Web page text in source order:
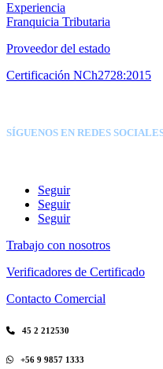
Experiencia
Franquicia Tributaria
Proveedor del estado
Certificación NCh2728:2015
SÍGUENOS EN REDES
Seguir
Seguir
Seguir
Trabajo con nosotros
Verificadores de Certificado
Contacto Comercial
45 2 212530
+56 9 9857 1333